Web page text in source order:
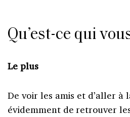
Qu’est-ce qui
Le plus
De voir les amis et d’aller à
évidemment de retrouver